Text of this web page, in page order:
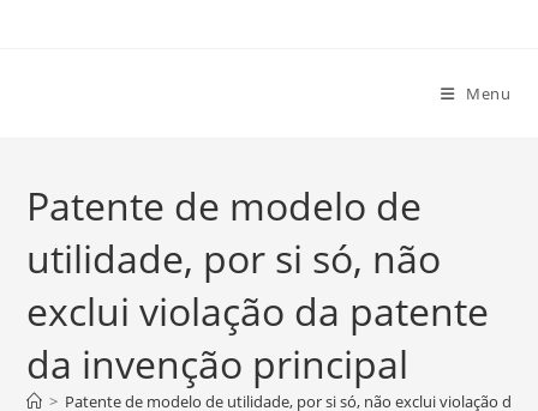
Menu
Patente de modelo de
utilidade, por si só, não
exclui violação da patente
da invenção principal
> Patente de modelo de utilidade, por si só, não exclui violação da